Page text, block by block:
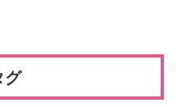
グ